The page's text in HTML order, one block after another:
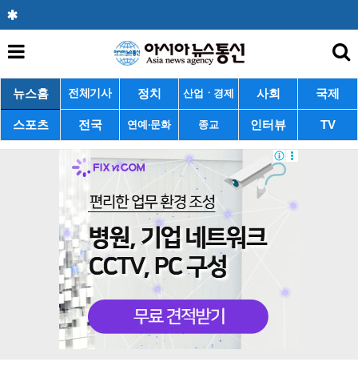
뉴스홈 전체기사 정치 산업ㆍ경제 사회 국제
스포츠 전국 연예·문화 종교 인터뷰 TV